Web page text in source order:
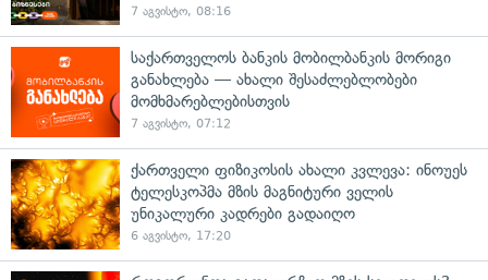
7 აგვისტო, 08:16
საქართველოს ბანკის მობილბანკის მორიგი
განახლება — ახალი შესაძლებლობები
მომხმარებლებისთვის
7 აგვისტო, 07:12
ქართველი ფიზიკოსის ახალი კვლევა: ინოუეს
ტელესკოპმა მზის მაგნიტური ველის
უნიკალური კადრები გადაიღო
6 აგვისტო, 17:20